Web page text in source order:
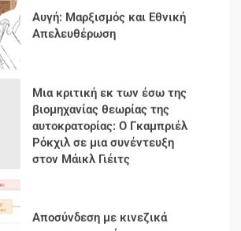
Αυγή: Μαρξισμός και Εθνική
Απελευθέρωση
Μια κριτική εκ των έσω της
βιομηχανίας θεωρίας της
αυτοκρατορίας: Ο Γκαμπριέλ
Ρόκχιλ σε μια συνέντευξη
στον Μάικλ Γιέιτς
Αποσύνδεση με κινεζικά
χαρακτηριστικά